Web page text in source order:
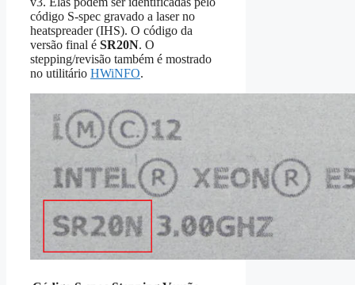
código S‑spec gravado a laser no
heatspreader (IHS). O código da
versão final é SR20N. O
stepping/revisão também é mostrado
no utilitário HWiNFO.